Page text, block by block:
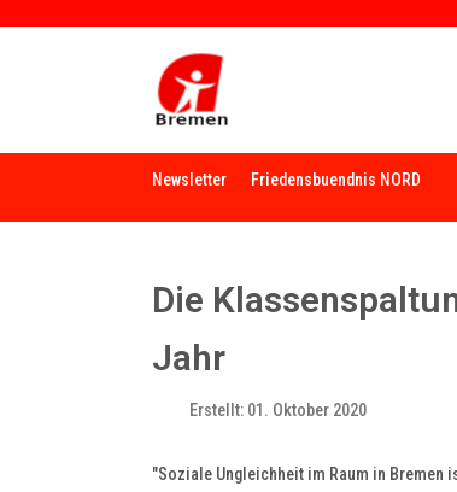
Newsletter Friedensbuendnis NORD
Die
Jahr
Erstellt: 01. Oktober 2020
"Soziale Ungleichheit im Raum in Bremen